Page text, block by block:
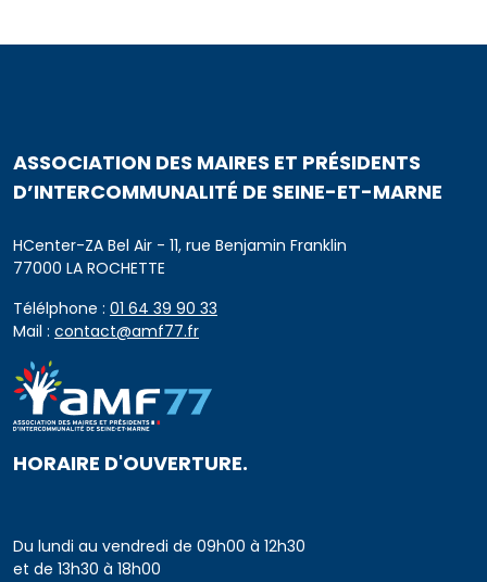
ASSOCIATION DES MAIRES ET PRÉSIDENTS
D’INTERCOMMUNALITÉ DE SEINE-ET-MARNE
HCenter-ZA Bel Air - 11, rue Benjamin Franklin
77000 LA ROCHETTE
Télélphone : 01 64 39 90 33
Mail : contact@amf77.fr
HORAIRE D'OUVERTURE.
Du lundi au vendredi de 09h00 à 12h30
et de 13h30 à 18h00